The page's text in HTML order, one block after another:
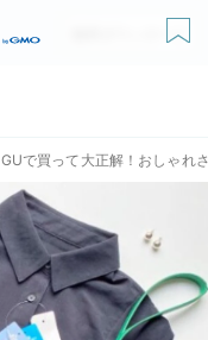
無料ダウンロード
GUで買って大正解！おしゃれ